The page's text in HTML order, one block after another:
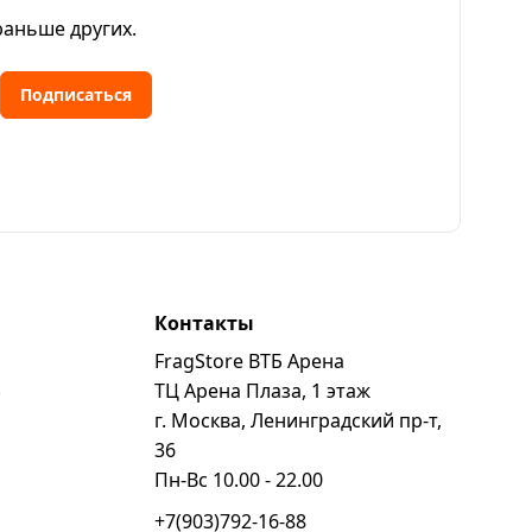
других.
Подписаться
Контакты
FragStore ВТБ Арена
ТЦ Арена Плаза, 1 этаж
г. Москва, Ленинградский пр-т,
36
Пн-Вс 10.00 - 22.00
+7(903)792-16-88